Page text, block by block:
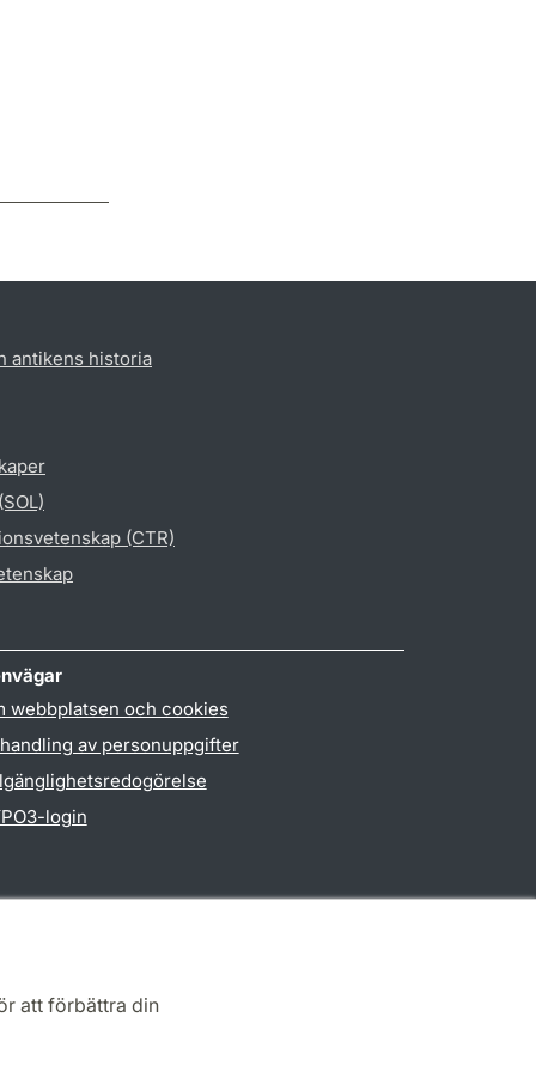
att förbättra din
antikens historia
(CTR)
webbplatsen och cookies
av personuppgifter
login